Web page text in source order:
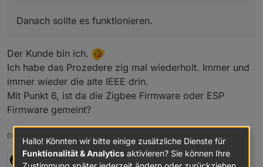
Danach sollte es funktionieren.
Der Kunde bin ich.
Ich habe das Prozedere zig mal wiederholt. Immer und
immer wieder die alte IEEE drin.
Mit Punkt 6, ist da die Zigbee Firmware oder ESP
Firmware gemeint?
Dev of LightControl Adapter, Contributor of HUEand DoorBird Adapter
3 Antworten 0
Hallo! Könnten wir bitte einige zusätzliche Dienste für
Funktionalität & Analytics aktivieren? Sie können Ihre